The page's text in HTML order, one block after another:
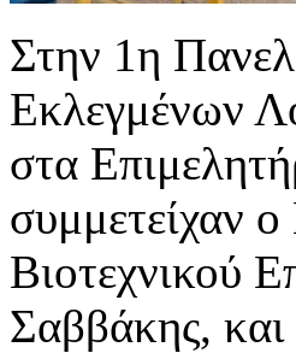
Στην 1η
Εκλεγμένων
στα
συμμετείχαν
Βιοτεχνικού
Σαββάκης,